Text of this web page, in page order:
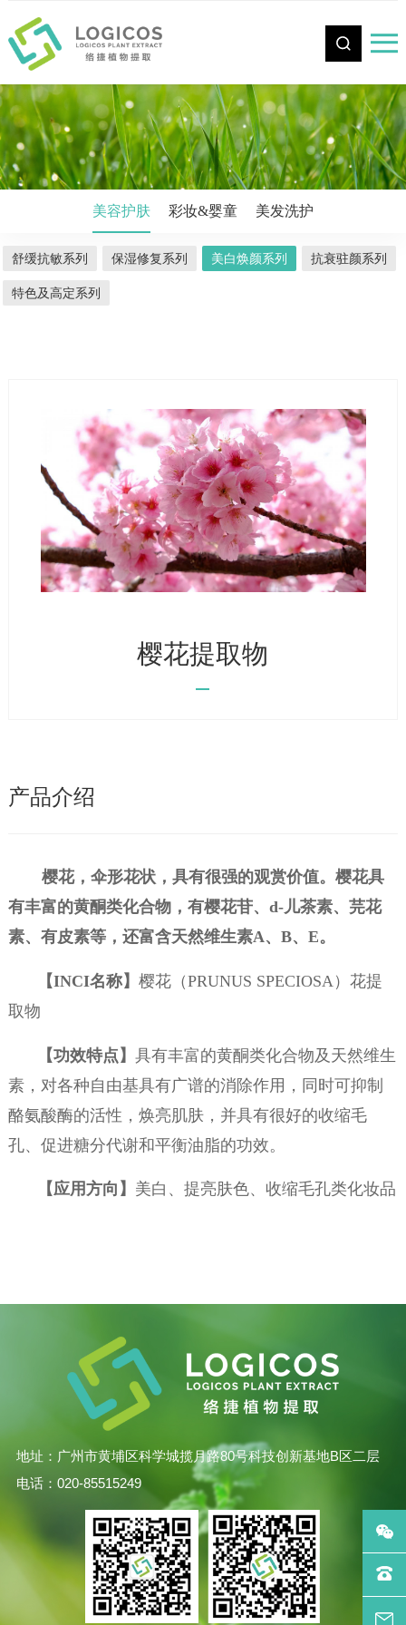
美容护肤 彩妆&婴童 美发洗护
舒缓抗敏系列 保湿修复系列 美白焕颜系列 抗衰驻颜系列
特色及高定系列
樱花提取物
产品介绍
樱花，伞形花状，具有很强的观赏价值。樱花具
有丰富的黄酮类化合物，有樱花苷、 d-儿茶素、芫花
素、有皮素等，还富含天然维生素A、B、E。
【INCI名称】 樱花（PRUNUS SPECIOSA）花提
取物
【功效特点】 具有丰富的黄酮类化合物及天然维生
素，对各种自由基具有广谱的消除作用，同时可抑制
酪氨酸酶的活性，焕亮肌肤，并具有很好的收缩毛
孔、促进糖分代谢和平衡油脂的功效。
【应用方向】 美白、提亮肤色、收缩毛孔类化妆品
地址：广州市黄埔区科学城揽月路80号科技创新基地B区二层
电话：020-85515249